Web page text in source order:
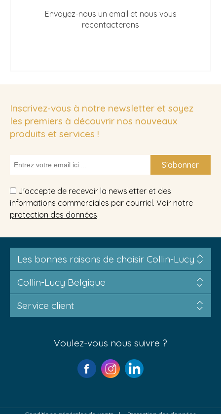
Envoyez-nous un email et nous vous
recontacterons
Inscrivez-vous à notre newsletter et soyez
les premiers à découvrir nos nouveaux
produits et services !
S'abonner
J'accepte de recevoir la newsletter et des
informations commerciales par courriel. Voir notre
protection des données.
Les bonnes raisons de choisir Collin-Lucy
Collin-Lucy Belgique
Service client
Voulez-vous nous suivre ?